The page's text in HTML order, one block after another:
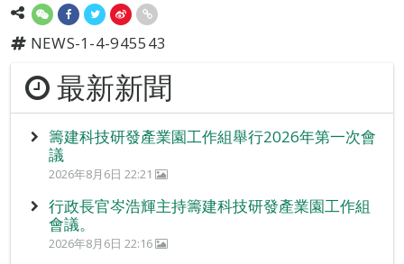
NEWS-1-4-945543
最新新聞
籌建科技研發產業園工作組舉行2026年第一次會
議
2026年8月6日 22:21
行政長官岑浩輝主持籌建科技研發產業園工作組
會議。
2026年8月6日 22:16